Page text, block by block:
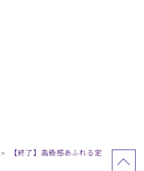
【終了】高級感あふれる定